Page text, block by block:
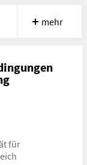
mehr
für